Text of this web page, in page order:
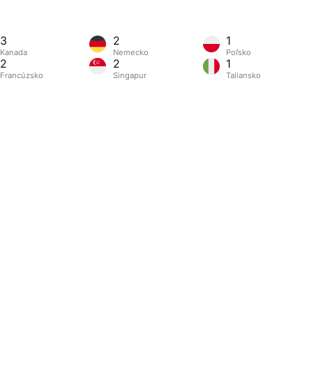
3
Kanada
2
Francúzsko
2
Nemecko
2
Singapur
1
Poľsko
1
Taliansko